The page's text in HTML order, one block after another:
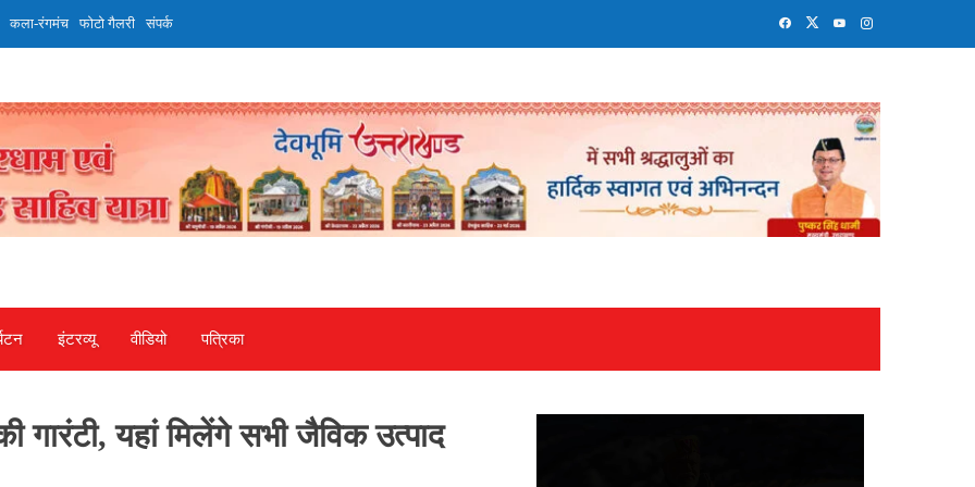
कला-रंगमंच फोटो गैलरी संपर्क
इंटरव्‍यू वीडियो पत्रिका
गारंटी, यहां मिलेंगे सभी जैविक उत्पाद